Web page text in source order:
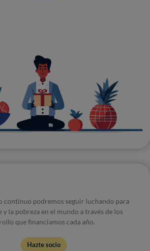
continuo podremos seguir luchando para
la pobreza en el mundo a través de los
que financiamos cada año.
Hazte socio